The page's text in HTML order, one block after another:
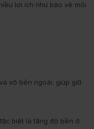
lợi ích như bảo vệ môi
vỏ bên ngoài, giúp giữ
biệt là tăng độ bền ở